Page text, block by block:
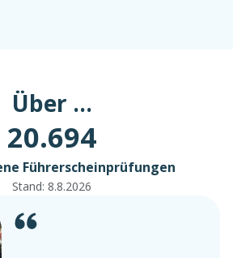
Über ...
20.694
Führerscheinprüfungen
Stand: 8.8.2026